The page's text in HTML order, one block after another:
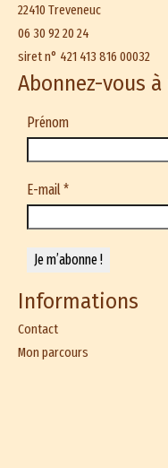
22410 Treveneuc
06 30 92 20 24
siret n° 421 413 816 00032
Abonnez-vous
Prénom
E-mail*
Informations
Contact
Mon parcours